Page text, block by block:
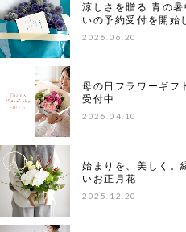
涼しさを贈る 青の暑
いの予約受付を開始
2026.06.20
母の日フラワーギフ
受付中
2026.04.10
始まりを、美しく。
いお正月花
2025.12.20